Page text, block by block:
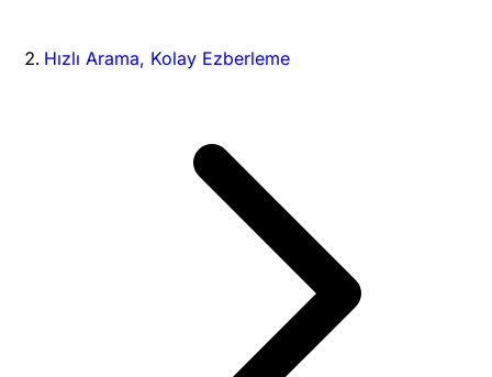
Hızlı Arama, Kolay Ezberleme